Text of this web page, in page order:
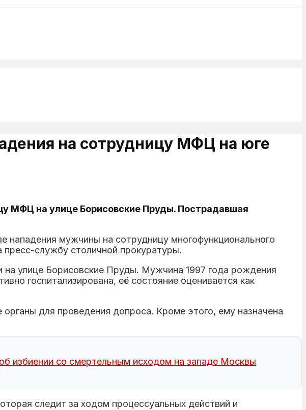
на сотрудницу МФЦ на юге
МФЦ на улице Борисовские Пруды. Пострадавшая
нападения мужчины на сотрудницу многофункционального
пресс-службу столичной прокуратуры.
улице Борисовские Пруды. Мужчина 1997 года рождения
госпитализирована, её состояние оценивается как
для проведения допроса. Кроме этого, ему назначена
избиении со смертельным исходом на западе Москвы
следит за ходом процессуальных действий и